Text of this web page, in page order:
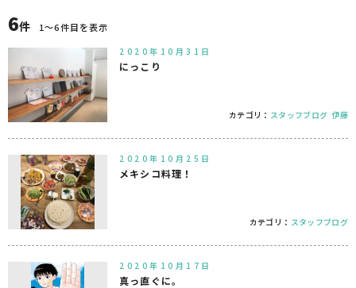
6件 1〜6件目を表示
2020年10月31日
にっこり
カテゴリ： スタッフブログ 伊藤
2020年10月25日
メキシコ料理！
カテゴリ： スタッフブログ
2020年10月17日
真っ直ぐに。